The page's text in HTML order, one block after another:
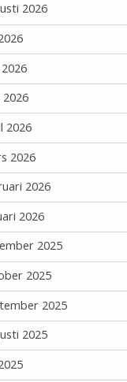
2026
2026
2026
2026
2026
2025
2025
2025
2025